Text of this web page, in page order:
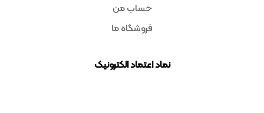
حساب من
فروشگاه ما
نماد اعتماد الکترونیک